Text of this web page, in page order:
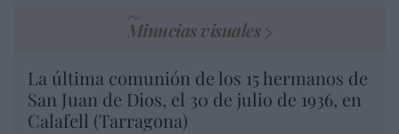
Minucias visuales
La última comunión de los 15 hermanos de
San Juan de Dios, el 30 de julio de 1936, en
Calafell (Tarragona)